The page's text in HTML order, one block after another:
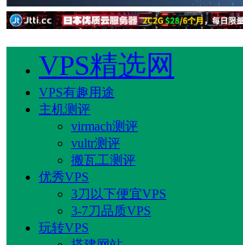
VPS精选网
VPS有趣用途
主机测评
virmach测评
vultr测评
搬瓦工测评
优秀VPS
3刀以下便宜VPS
3-7刀品质VPS
玩转VPS